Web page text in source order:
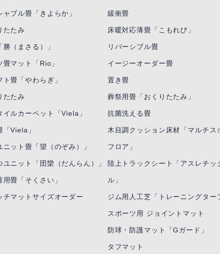
ャブル畳「きよらか」
たたみ
勝（まさる）」
畳マット「Rio」
ト畳「やわらぎ」
たたみ
イルカーペット「Viela」
「Viela」
ニット畳「望（のぞみ）」
ユニット「団欒（だんらん）」
用畳「そくさい」
チマットサイズオーダー
緩衝畳
床暖対応薄畳「こもれび」
リバーシブル畳
イージーオーダー畳
置き畳
葬祭用畳「おくりたたみ」
抗菌洗える畳
木目調クッション床材「マルチス
フロア」
陸上トラックシート「アスレチッ
ル」
ジム用人工芝「トレーニングター
スポーツ用 ジョイントマット
防球・防護マット「Gガード」
タフマット